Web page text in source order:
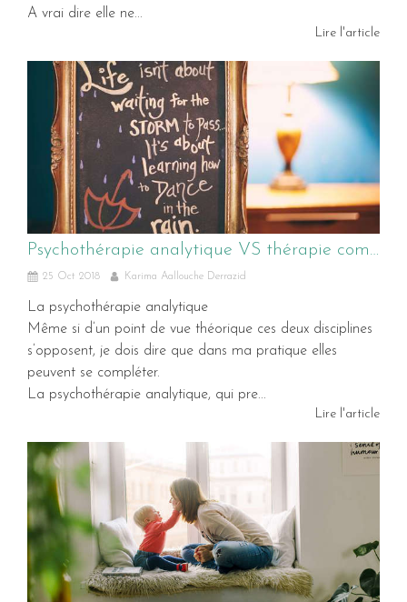
A vrai dire elle ne...
Lire l'article
Psychothérapie analytique VS thérapie comportementale ?
25 Oct 2018 Karima Aallouche Derrazid
La psychothérapie analytique
Même si d’un point de vue théorique ces deux disciplines
s’opposent, je dois dire que dans ma pratique elles
peuvent se compléter.
La psychothérapie analytique, qui pre...
Lire l'article